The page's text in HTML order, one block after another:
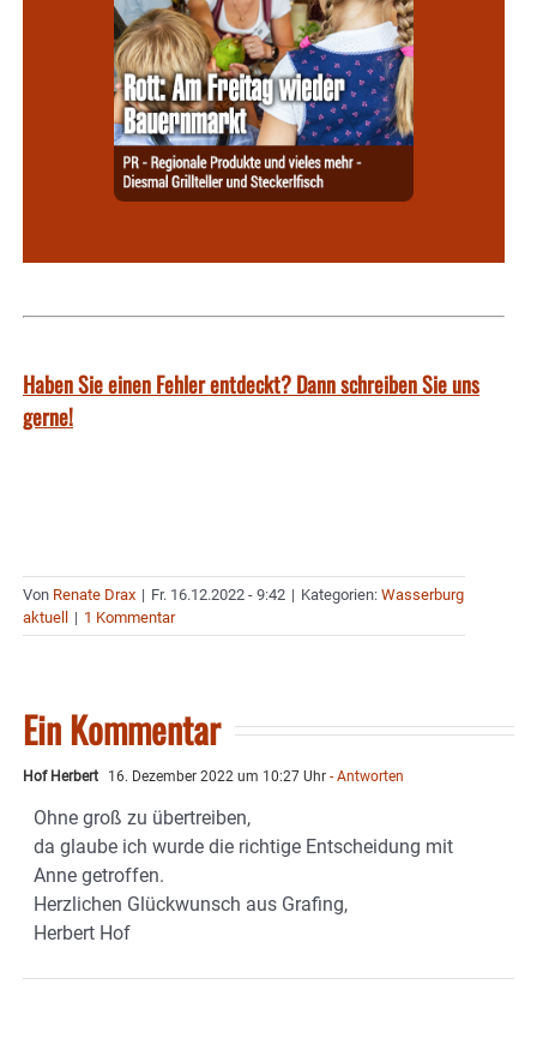
Haben Sie einen Fehler entdeckt? Dann schreiben Sie uns
gerne!
Von Renate Drax | Fr. 16.12.2022 - 9:42 | Kategorien: Wasserburg
aktuell
| 1 Kommentar
Ein Kommentar
Hof Herbert 16. Dezember 2022 um 10:27 Uhr - Antworten
Ohne groß zu übertreiben,
da glaube ich wurde die richtige Entscheidung mit
Anne getroffen.
Herzlichen Glückwunsch aus Grafing,
Herbert Hof